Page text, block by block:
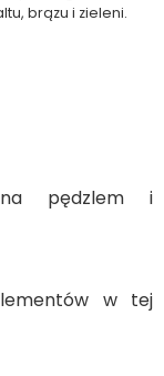
brązu i zieleni.
pędzlem i
w tej